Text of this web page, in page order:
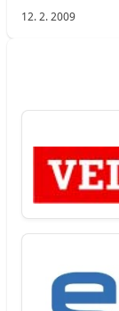
12. 2. 2009